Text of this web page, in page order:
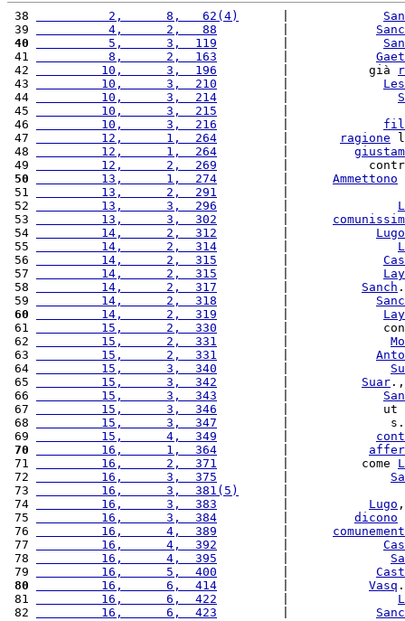
38
          2,      8,   62(4)
39
          4,      2,   88
40
          5,      3,  119
41
          8,      2,  163
42
         10,      3,  196
         |           già
43
         10,      3,  210
44
         10,      3,  214
45
         10,      3,  215
46
         10,      3,  216
47
         12,      1,  264
ragione
48
         12,      1,  264
49
         12,      2,  269
|
50
         13,      1,  274
Ammettono
51
         13,      2,  291
52
         13,      3,  296
53
         13,      3,  302
54
         14,      2,  312
Lugo
55
         14,      2,  314
56
         14,      2,  315
57
         14,      2,  315
58
         14,      2,  317
Sanch
59
         14,      2,  318
60
         14,      2,  319
61
         15,      2,  330
|
62
         15,      2,  331
63
         15,      2,  331
64
         15,      3,  340
65
         15,      3,  342
Suar
66
         15,      3,  343
67
         15,      3,  346
|
68
         15,      3,  347
|
69
         15,      4,  349
70
         16,      1,  364
71
         16,      2,  371
         |          come
72
         16,      3,  375
73
         16,      3,  381(5)
74
         16,      3,  383
Lugo
75
         16,      3,  384
dicono
76
         16,      4,  389
77
         16,      4,  392
78
         16,      4,  395
79
         16,      5,  400
80
         16,      6,  414
Vasq
81
         16,      6,  422
82
         16,      6,  423